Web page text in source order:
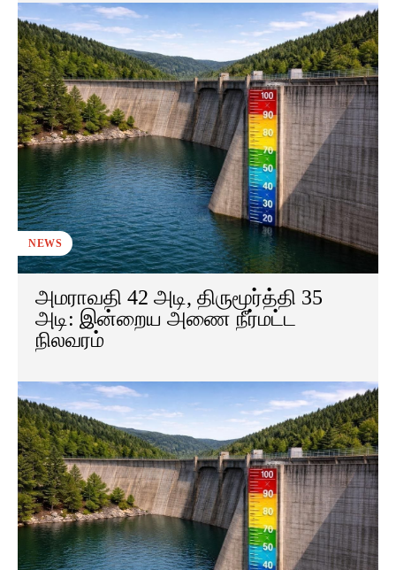
NEWS
அமராவதி 42 அடி, திருமூர்த்தி 35
அடி: இன்றைய அணை நீர்மட்ட
நிலவரம்